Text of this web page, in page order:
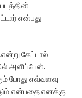
என்பது
கேட்டால்
அளிப்பேன்.
போது எவ்வளவு
என்பதை எனக்கு